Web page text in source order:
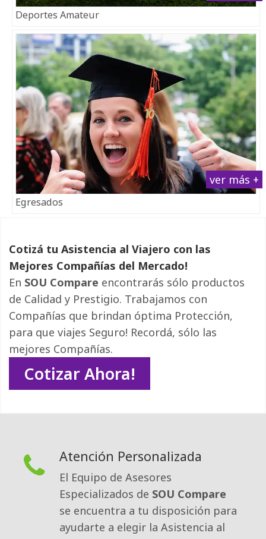
Deportes Amateur
ver más +
Egresados
Cotizá tu Asistencia al Viajero con las
Mejores Compañías del Mercado!
En SOU Compare encontrarás sólo productos
de Calidad y Prestigio. Trabajamos con
Compañías que brindan óptima Protección,
para que viajes Seguro! Recordá, sólo las
mejores Compañías.
Cotizar Ahora!
Atención Personalizada
El Equipo de Asesores
Especializados de SOU Compare
se encuentra a tu disposición para
ayudarte a elegir la Asistencia al